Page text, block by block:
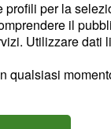
per la
il
Utilizzare dati